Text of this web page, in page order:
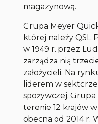
magazynową.
Grupa Meyer
której należy QSL
w 1949 r. przez
zarządza nią
założycieli. Na
liderem w
spożywczej. Grupa
terenie 12 krajów
obecna od 2014 r.